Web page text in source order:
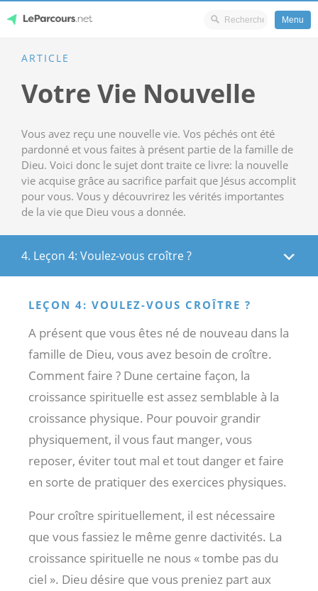
content
LeParcours.net
Menu
ARTICLE
Votre Vie Nouvelle
Vous avez reçu une nouvelle vie. Vos péchés ont été
pardonné et vous faites à présent partie de la famille de
Dieu. Voici donc le sujet dont traite ce livre: la nouvelle
vie acquise grâce au sacrifice parfait que Jésus accomplit
pour vous. Vous y découvrirez les vérités importantes
de la vie que Dieu vous a donnée.
4. Leçon 4: Voulez-vous croître ?
LEÇON 4: VOULEZ-VOUS CROÎTRE ?
A présent que vous êtes né de nouveau dans la
famille de Dieu, vous avez besoin de croître.
Comment faire ? Dune certaine façon, la
croissance spirituelle est assez semblable à la
croissance physique. Pour pouvoir grandir
physiquement, il vous faut manger, vous
reposer, éviter tout mal et tout danger et faire
en sorte de pratiquer des exercices physiques.
Pour croître spirituellement, il est nécessaire
que vous fassiez le même genre dactivités. La
croissance spirituelle ne nous « tombe pas du
ciel ». Dieu désire que vous preniez part aux